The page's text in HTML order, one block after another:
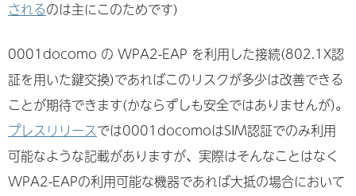
されるのは主にこのためです)
0001docomo の WPA2-EAP を利用した接続(802.1X認
証を用いた鍵交換)であればこのリスクが多少は改善できる
ことが期待できます(かならずしも安全ではありませんが)。
プレスリリースでは0001docomoはSIM認証でのみ利用
可能なような記載がありますが、実際はそんなことはなく
WPA2-EAPの利用可能な機器であれば大抵の場合において